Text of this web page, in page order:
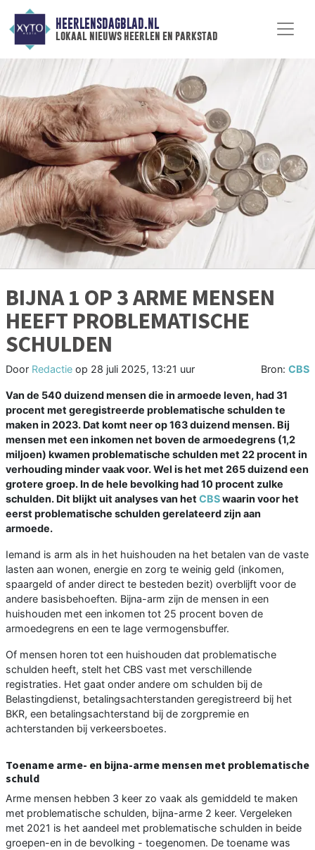
HEERLENSDAGBLAD.NL
lokaal nieuws heerlen en parkstad
BIJNA 1 OP 3 ARME MENSEN
HEEFT PROBLEMATISCHE
SCHULDEN
Door Redactie op 28 juli 2025, 13:21 uur Bron: CBS
Van de 540 duizend mensen die in armoede leven, had 31
procent met geregistreerde problematische schulden te
maken in 2023. Dat komt neer op 163 duizend mensen. Bij
mensen met een inkomen net boven de armoedegrens (1,2
miljoen) kwamen problematische schulden met 22 procent in
verhouding minder vaak voor. Wel is het met 265 duizend een
grotere groep. In de hele bevolking had 10 procent zulke
schulden. Dit blijkt uit analyses van het CBSwaarin voor het
eerst problematische schulden gerelateerd zijn aan
armoede.
Iemand is arm als in het huishouden na het betalen van de vaste
lasten aan wonen, energie en zorg te weinig geld (inkomen,
spaargeld of ander direct te besteden bezit) overblijft voor de
andere basisbehoeften. Bijna-arm zijn de mensen in een
huishouden met een inkomen tot 25 procent boven de
armoedegrens en een te lage vermogensbuffer.
Of mensen horen tot een huishouden dat problematische
schulden heeft, stelt het CBS vast met verschillende
registraties. Het gaat onder andere om schulden bij de
Belastingdienst, betalingsachterstanden geregistreerd bij het
BKR, een betalingsachterstand bij de zorgpremie en
achterstanden bij verkeersboetes.
Toename arme- en bijna-arme mensen met problematische
schuld
Arme mensen hebben 3 keer zo vaak als gemiddeld te maken
met problematische schulden, bijna-arme 2 keer. Vergeleken
met 2021 is het aandeel met problematische schulden in beide
groepen-en in de bevolking - toegenomen. De toename was